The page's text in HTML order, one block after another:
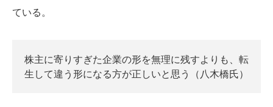
ている。
株主に寄りすぎた企業の形を無理に残すよりも、転
生して違う形になる方が正しいと思う（八木橋氏）